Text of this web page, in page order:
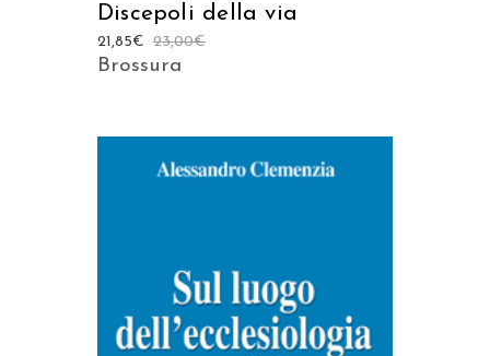
Discepoli della via
23,00€
21,85€
Brossura